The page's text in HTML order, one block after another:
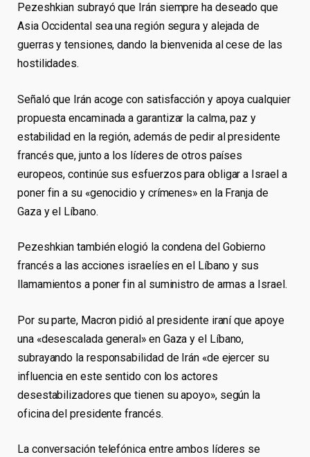
Pezeshkian subrayó que Irán siempre ha deseado que
Asia Occidental sea una región segura y alejada de
guerras y tensiones, dando la bienvenida al cese de las
hostilidades.
Señaló que Irán acoge con satisfacción y apoya cualquier
propuesta encaminada a garantizar la calma, paz y
estabilidad en la región, además de pedir al presidente
francés que, junto a los líderes de otros países
europeos, continúe sus esfuerzos para obligar a Israel a
poner fin a su «genocidio y crímenes» en la Franja de
Gaza y el Líbano.
Pezeshkian también elogió la condena del Gobierno
francés a las acciones israelíes en el Líbano y sus
llamamientos a poner fin al suministro de armas a Israel.
Por su parte, Macron pidió al presidente iraní que apoye
una «desescalada general» en Gaza y el Líbano,
subrayando la responsabilidad de Irán «de ejercer su
influencia en este sentido con los actores
desestabilizadores que tienen su apoyo», según la
oficina del presidente francés.
La conversación telefónica entre ambos líderes se